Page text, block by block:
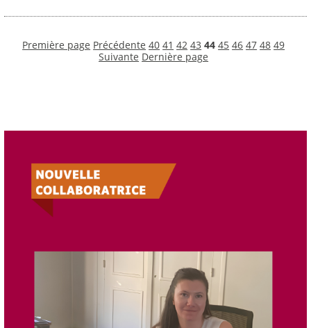
Première page Précédente 40 41 42 43 44 45 46 47 48 49
Suivante Dernière page